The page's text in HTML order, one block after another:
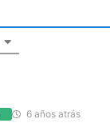
6 años atrás